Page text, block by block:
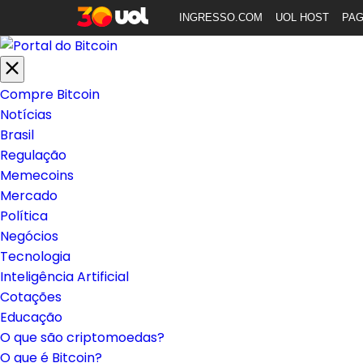
INGRESSO.COM UOL HOST
Compre Bitcoin
Notícias
Brasil
Regulação
Memecoins
Mercado
Política
Negócios
Tecnologia
Inteligência Artificial
Cotações
Educação
O que são criptomoedas?
O que é Bitcoin?